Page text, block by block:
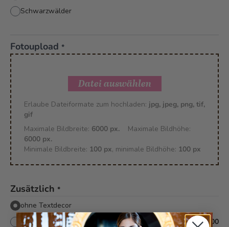
Schwarzwälder
Fotoupload *
Datei auswählen
Erlaube Dateiformate zum hochladen: jpg, jpeg, png, tif,
gif
Maximale Bildbreite: 6000 px.
Maximale Bildhöhe:
6000 px.
Minimale Bildbreite: 100 px, minimale Bildhöhe: 100 px
Zusätzlich *
ohne Textdecor
mit Textdecor
+ CHF 8.00